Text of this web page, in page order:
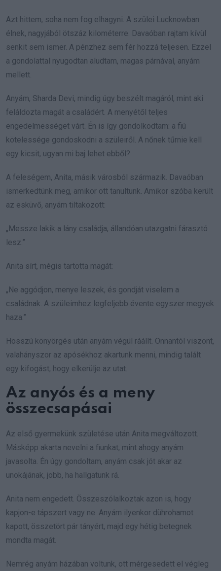
Azt hittem, soha nem fog elhagyni. A szülei Lucknowban
élnek, nagyjából ötszáz kilométerre. Davaóban rajtam kívül
senkit sem ismer. A pénzhez sem fér hozzá teljesen. Ezzel
a gondolattal nyugodtan aludtam, magas párnával, anyám
mellett.
Anyám, Sharda Devi, mindig úgy beszélt magáról, mint aki
feláldozta magát a családért. A menyétől teljes
engedelmességet várt. Én is így gondolkodtam: a fiú
kötelessége gondoskodni a szüleiről. A nőnek tűrnie kell
egy kicsit, ugyan mi baj lehet ebből?
A feleségem, Anita, másik városból származik. Davaóban
ismerkedtünk meg, amikor ott tanultunk. Amikor szóba került
az esküvő, anyám tiltakozott:
„Messze lakik a lány családja, állandóan utazgatni fárasztó
lesz.”
Anita sírt, mégis tartotta magát:
„Ne aggódjon, menye leszek, és gondját viselem a
családnak. A szüleimhez legfeljebb évente egyszer megyek
haza.”
Hosszú könyörgés után anyám végül ráállt. Onnantól viszont,
valahányszor az apósékhoz akartunk menni, mindig talált
egy kifogást, hogy elkerülje az utat.
Az anyós és a meny
összecsapásai
Az első gyermekünk születése után Anita megváltozott.
Másképp akarta nevelni a fiunkat, mint ahogy anyám
javasolta. Én úgy gondoltam, anyám csak jót akar az
unokájának, jobb, ha hallgatunk rá.
Anita nem engedett. Összeszólalkoztak azon is, hogy
kapjon-e tápszert vagy ne. Anyám ilyenkor dührohamot
kapott, összetört pár tányért, majd egy hétig betegnek
mondta magát.
Nemrég anyám házában voltunk, ott mérgesedett el végleg